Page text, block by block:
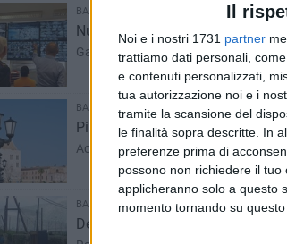
Il
Noi e i nostri 1731 partner
trattiamo dati personali,
e contenuti personalizzati,
tua autorizzazione noi e i
tramite la scansione del
le finalità sopra descritte. In
preferenze prima di
possono non richiedere il
applicheranno solo a questo
momento tornando su
BARI - 28 LUGLIO 2017
Nuova videosorveglianza, 350
Galasso: «Oggi possiamo sapere ciò
BARI - 27 LUGLIO 2017
Piazza Cesare Battisti,
Accesi i nuovi 43 punti luce
BARI - 27 LUGLIO 2017
Decaro: «Non ci stancheremo di